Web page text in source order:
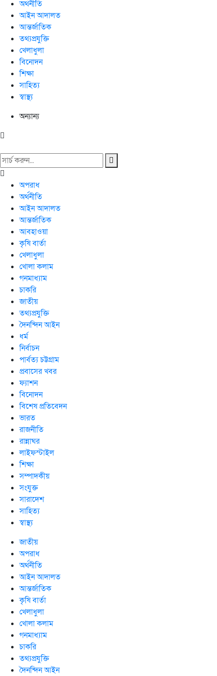
অর্থনীতি
আইন আদালত
আন্তর্জাতিক
তথ্যপ্রযুক্তি
খেলাধুলা
বিনোদন
শিক্ষা
সাহিত্য
স্বাস্থ্য
অন্যান্য
অপরাধ
অর্থনীতি
আইন আদালত
আন্তর্জাতিক
আবহাওয়া
কৃষি বার্তা
খেলাধুলা
খোলা কলাম
গনমাধ্যাম
চাকরি
জাতীয়
তথ্যপ্রযুক্তি
দৈনন্দিন আইন
ধর্ম
নির্বাচন
পার্বত্য চট্টগ্রাম
প্রবাসের খবর
ফ্যাশন
বিনোদন
বিশেষ প্রতিবেদন
ভারত
রাজনীতি
রান্নাঘর
লাইফস্টাইল
শিক্ষা
সম্পাদকীয়
সংযুক্ত
সারাদেশ
সাহিত্য
স্বাস্থ্য
জাতীয়
অপরাধ
অর্থনীতি
আইন আদালত
আন্তর্জাতিক
কৃষি বার্তা
খেলাধুলা
খোলা কলাম
গনমাধ্যাম
চাকরি
তথ্যপ্রযুক্তি
দৈনন্দিন আইন